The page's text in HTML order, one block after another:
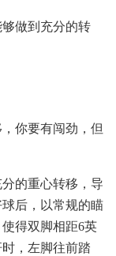
做到充分的转
你要有闯劲，但
的重心转移，导
后，以常规的瞄
得双脚相距6英
，左脚往前踏